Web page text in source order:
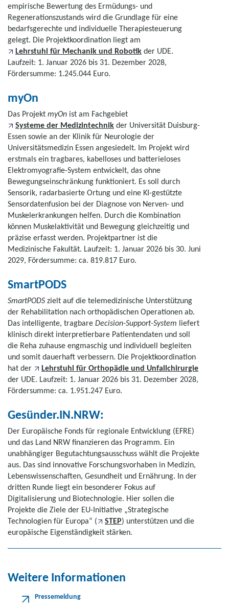
empirische Bewertung des Ermüdungs- und
Regenerationszustands wird die Grundlage für eine
bedarfsgerechte und individuelle Therapiesteuerung
gelegt. Die Projektkoordination liegt am
Lehrstuhl für Mechanik und Robotik der UDE.
Laufzeit: 1. Januar 2026 bis 31. Dezember 2028,
Fördersumme: 1.245.044 Euro.
myOn
Das Projekt myOn ist am Fachgebiet
Systeme der Medizintechnik der Universität Duisburg-
Essen sowie an der Klinik für Neurologie der
Universitätsmedizin Essen angesiedelt. Im Projekt wird
erstmals ein tragbares, kabelloses und batterieloses
Elektromyografie-System entwickelt, das ohne
Bewegungseinschränkung funktioniert. Es soll durch
Sensorik, radarbasierte Ortung und eine KI-gestützte
Sensordatenfusion bei der Diagnose von Nerven- und
Muskelerkrankungen helfen. Durch die Kombination
können Muskelaktivität und Bewegung gleichzeitig und
präzise erfasst werden. Projektpartner ist die
Medizinische Fakultät. Laufzeit: 1. Januar 2026 bis 30. Juni
2029, Fördersumme: ca. 819.817 Euro.
SmartPODS
SmartPODS zielt auf die telemedizinische Unterstützung
der Rehabilitation nach orthopädischen Operationen ab.
Das intelligente, tragbare Decision-Support-System liefert
klinisch direkt interpretierbare Patientendaten und soll
die Reha zuhause engmaschig und individuell begleiten
und somit dauerhaft verbessern. Die Projektkoordination
hat der
Lehrstuhl für Orthopädie und Unfallchirurgie
der UDE. Laufzeit: 1. Januar 2026 bis 31. Dezember 2028,
Fördersumme: ca. 1.951.247 Euro.
Gesünder.IN.NRW:
Der Europäische Fonds für regionale Entwicklung (EFRE)
und das Land NRW finanzieren das Programm. Ein
unabhängiger Begutachtungsausschuss wählt die Projekte
aus. Das sind innovative Forschungsvorhaben in Medizin,
Lebenswissenschaften, Gesundheit und Ernährung. In der
dritten Runde liegt ein besonderer Fokus auf
Digitalisierung und Biotechnologie. Hier sollen die
Projekte die Ziele der EU-Initiative „Strategische
Technologien für Europa“ (
STEP) unterstützen und die
europäische Eigenständigkeit stärken.
Weitere Informationen
Pressemeldung